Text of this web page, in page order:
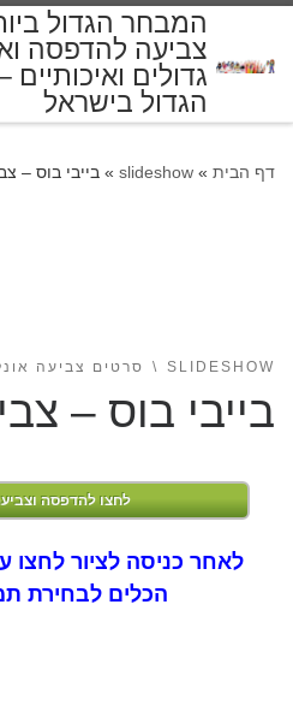
המבחר הגדול
צביעה להדפסה
גדולים
הגדול בישראל
דף הבית »
slideshow
» בייבי בוס –
SLIDESHOW סרטים צביעה
בייבי בוס –
לחצו להדפסה
לאחר כניסה לציור
הכלים לבחירת